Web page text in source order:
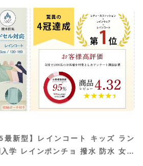
最新型】レインコート キッズ ラン
学 レインポンチョ 撥水 防水 女の